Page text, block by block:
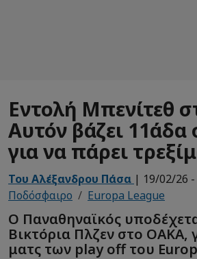
Εντολή Μπενίτεθ
Αυτόν βάζει
για να πάρει
Του Αλέξανδρου Πάσα | 19/02/26 -
Ποδόσφαιρο
Europa League
Ο Παναθηναϊκός
Βικτόρια Πλζεν στο ΟΑΚΑ,
ματς των play off του